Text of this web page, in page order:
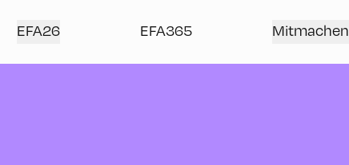
EFA26 EFA365 Mitmachen